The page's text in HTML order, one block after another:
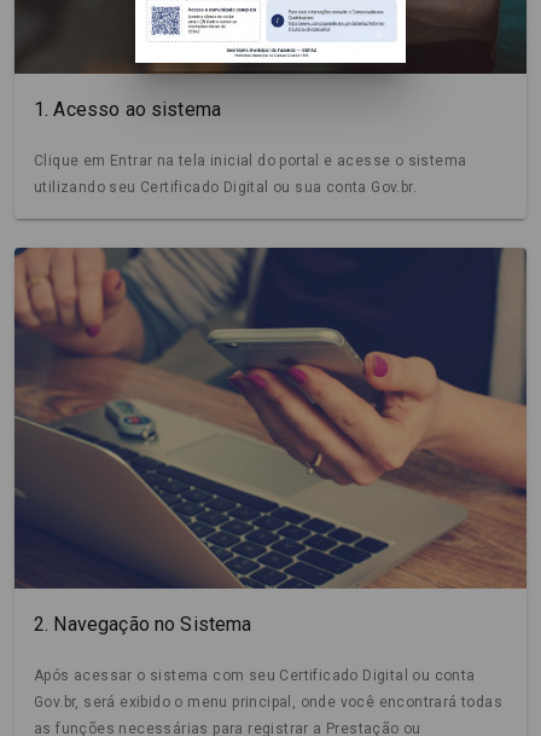
1. Acesso ao sistema
Clique em Entrar na tela inicial do portal e acesse o sistema
utilizando seu Certificado Digital ou sua conta Gov.br.
2. Navegação no Sistema
Após acessar o sistema com seu Certificado Digital ou conta
Gov.br, será exibido o menu principal, onde você encontrará todas
as funções necessárias para registrar a Prestação ou